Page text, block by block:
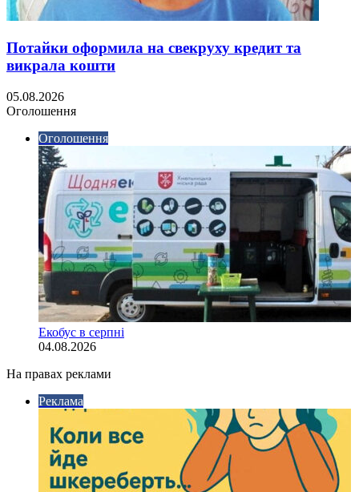
Потайки оформила на свекруху кредит та
викрала кошти
05.08.2026
Оголошення
Оголошення
Екобус в серпні
04.08.2026
На правах реклами
Реклама